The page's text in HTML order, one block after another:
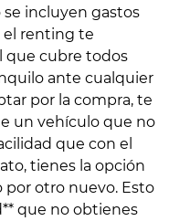
incluyen gastos
el renting te
que cubre todos
ante cualquier
por la compra, te
un vehículo que no
que con el
tienes la opción
por otro nuevo. Esto
que no obtienes